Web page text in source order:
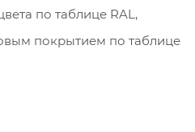
по таблице RAL,
покрытием по таблице